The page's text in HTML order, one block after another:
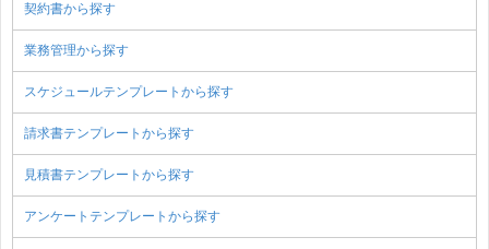
契約書から探す
業務管理から探す
スケジュールテンプレートから探す
請求書テンプレートから探す
見積書テンプレートから探す
アンケートテンプレートから探す